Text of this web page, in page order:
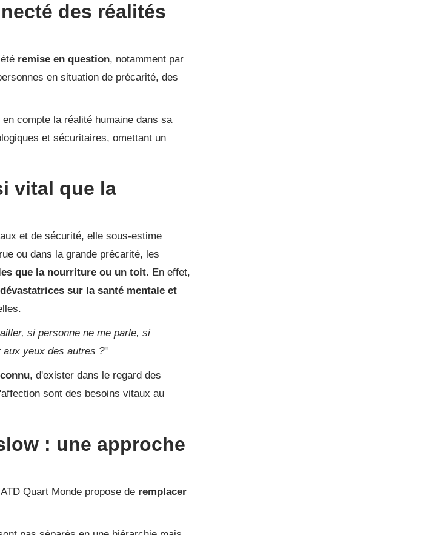
des réalités
remise en question, notamment par
en situation de précarité, des
compte la réalité humaine dans sa
et sécuritaires, omettant un
vital que la
et de sécurité, elle sous-estime
ou dans la grande précarité, les
que la nourriture ou un toit. En effet,
sur la santé mentale et
si personne ne me parle, si
yeux des autres ?"
, d'exister dans le regard des
sont des besoins vitaux au
: une approche
ATD Quart Monde propose de remplacer